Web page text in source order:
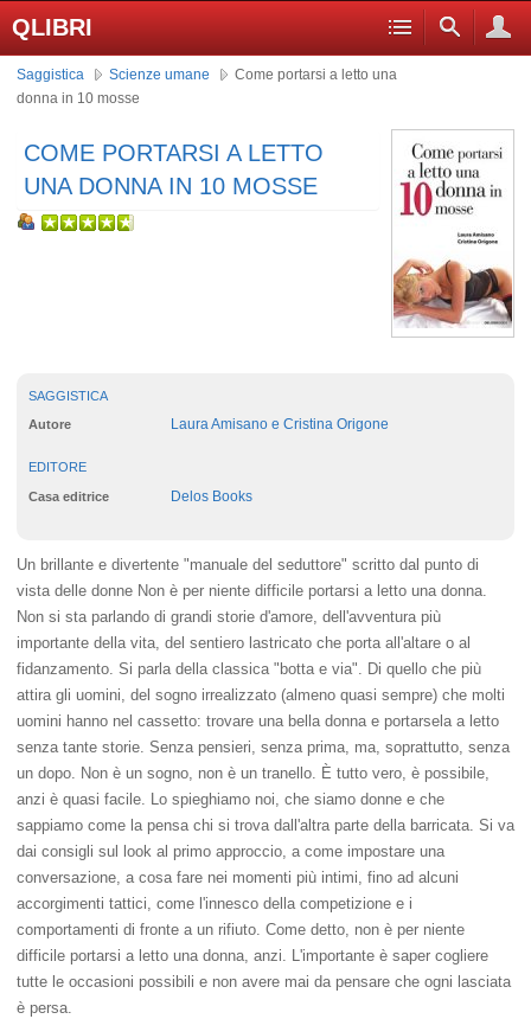
QLIBRI
Saggistica Scienze umane
Come portarsi a letto una
donna in 10 mosse
COME PORTARSI A LETTO
UNA DONNA IN 10 MOSSE
SAGGISTICA
Autore Laura Amisano e Cristina Origone
EDITORE
Casa editrice Delos Books
Un brillante e divertente "manuale del seduttore" scritto dal punto di
vista delle donne Non è per niente difficile portarsi a letto una donna.
Non si sta parlando di grandi storie d'amore, dell'avventura più
importante della vita, del sentiero lastricato che porta all'altare o al
fidanzamento. Si parla della classica "botta e via". Di quello che più
attira gli uomini, del sogno irrealizzato (almeno quasi sempre) che molti
uomini hanno nel cassetto: trovare una bella donna e portarsela a letto
senza tante storie. Senza pensieri, senza prima, ma, soprattutto, senza
un dopo. Non è un sogno, non è un tranello. È tutto vero, è possibile,
anzi è quasi facile. Lo spieghiamo noi, che siamo donne e che
sappiamo come la pensa chi si trova dall'altra parte della barricata. Si va
dai consigli sul look al primo approccio, a come impostare una
conversazione, a cosa fare nei momenti più intimi, fino ad alcuni
accorgimenti tattici, come l'innesco della competizione e i
comportamenti di fronte a un rifiuto. Come detto, non è per niente
difficile portarsi a letto una donna, anzi. L'importante è saper cogliere
tutte le occasioni possibili e non avere mai da pensare che ogni lasciata
è persa.